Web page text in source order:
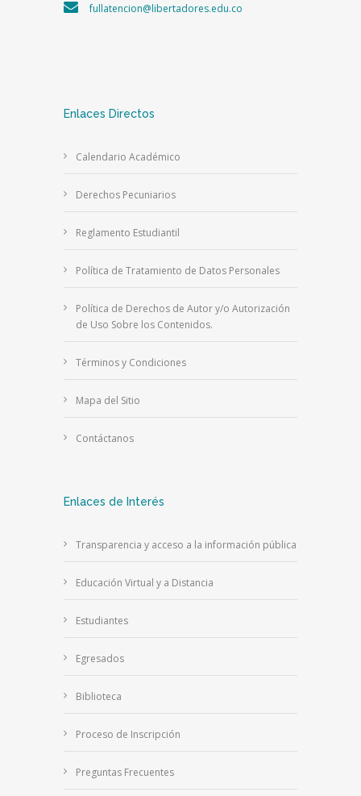
fullatencion@libertadores.edu.co
Enlaces Directos
Calendario Académico
Derechos Pecuniarios
Reglamento Estudiantil
Política de Tratamiento de Datos Personales
Política de Derechos de Autor y/o Autorización
de Uso Sobre los Contenidos.
Términos y Condiciones
Mapa del Sitio
Contáctanos
Enlaces de Interés
Transparencia y acceso a la información pública
Educación Virtual y a Distancia
Estudiantes
Egresados
Biblioteca
Proceso de Inscripción
Preguntas Frecuentes